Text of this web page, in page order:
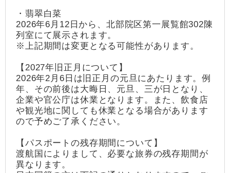
・翡翠白菜
2026年6月12日から、北部院区第一展覧館302陳
列室にて展示されます。
※上記期間は変更となる可能性があります。
【2027年旧正月について】
2026年2月6日は旧正月の元旦にあたります。例
年、その前後は大晦日、元旦、三が日となり、
企業や官公庁は休業となります。また、飲食店
や観光地に関しても休業となる場合があります
ので予めご了承ください。
【パスポートの残存期間について】
渡航国によりまして、必要な旅券の残存期間が
異なります。